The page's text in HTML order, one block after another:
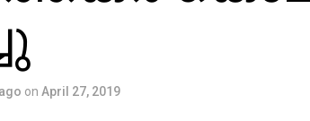
on April 27, 2019